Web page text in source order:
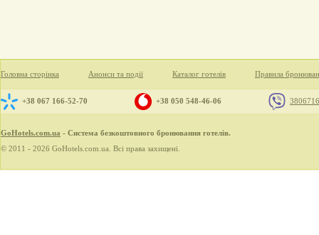
Головна сторінка Анонси та події Каталог готелів Правила
+38 067 166-52-70 +38 050 548-46-06
GoHotels.com.ua - Система безкоштовного бронювання готелів.
© 2011 - 2026 GoHotels.com.ua. Всі права захищені.